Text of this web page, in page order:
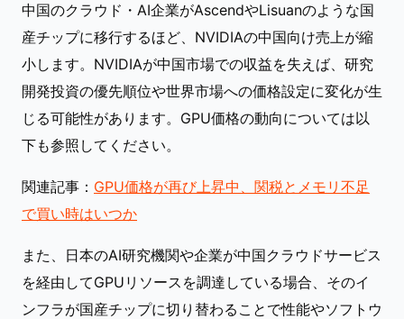
中国のクラウド・AI企業がAscendやLisuanのような国
産チップに移行するほど、NVIDIAの中国向け売上が縮
小します。NVIDIAが中国市場での収益を失えば、研究
開発投資の優先順位や世界市場への価格設定に変化が生
じる可能性があります。GPU価格の動向については以
下も参照してください。
関連記事： GPU価格が再び上昇中、関税とメモリ不足
で買い時はいつか
また、日本のAI研究機関や企業が中国クラウドサービス
を経由してGPUリソースを調達している場合、そのイ
ンフラが国産チップに切り替わることで性能やソフトウ